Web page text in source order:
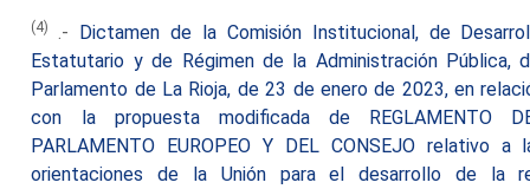
(4) .- Dictamen de la Comisión Institucional, de
Estatutario y de Régimen de la Administración Pública,
Parlamento de La Rioja, de 23 de enero de 2023, en
con la propuesta modificada de REGLAMENTO
PARLAMENTO EUROPEO Y DEL CONSEJO relativo a
orientaciones de la Unión para el desarrollo de la